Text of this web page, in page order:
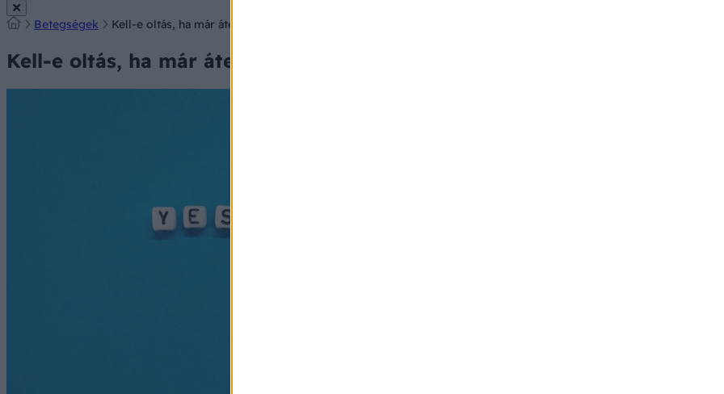
Betegségek Kell-e oltás, ha már átestem a COVID-on?
Kell-e oltás, ha már átestem a COVID-on?